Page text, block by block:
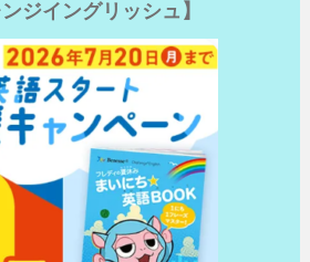
ンジイングリッシュ】